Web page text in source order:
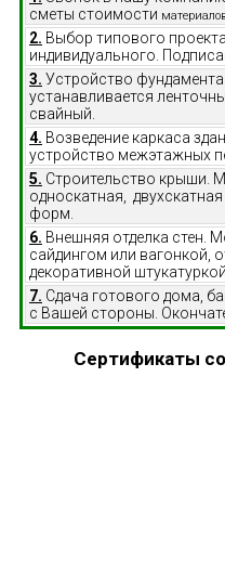
сметы стоимости
2. Выбор типового
индивидуального.
3. Устройство
устанавливается
свайный.
4. Возведение каркаса
устройство межэтажных
5. Строительство крыши.
односкатная,
форм.
6. Внешняя отделка стен.
сайдингом или вагонкой,
декоративной
7. Сдача готового дома,
с Вашей стороны.
Сертификаты